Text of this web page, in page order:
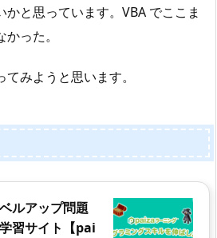
と思っています。VBA でここま
った。
みようと思います。
ルアップ問題
習サイト【pai